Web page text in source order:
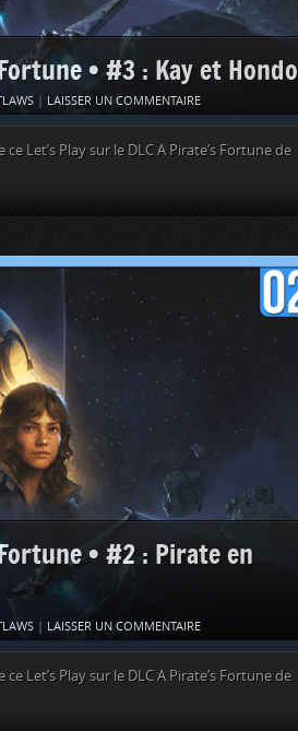
Fortune • #3 : Kay et Hondo
| LAISSER UN COMMENTAIRE
Let’s Play sur le DLC A Pirate’s Fortune de
Fortune • #2 : Pirate en
| LAISSER UN COMMENTAIRE
Let’s Play sur le DLC A Pirate’s Fortune de